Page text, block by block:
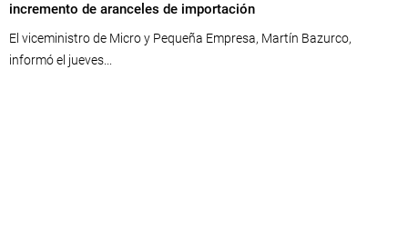
incremento de aranceles de importación
El viceministro de Micro y Pequeña Empresa, Martín Bazurco,
informó el jueves...